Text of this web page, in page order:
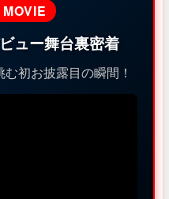
ュー舞台裏密着
初お披露目の瞬間！